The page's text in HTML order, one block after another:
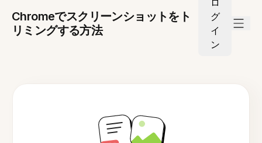
Chromeでスクリーンショットをト
リミングする方法
ロ
グ
イ
ン